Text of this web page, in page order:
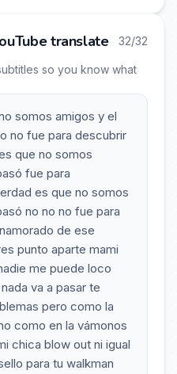
translate 32/32
so you know what
somos amigos y el
no fue para descubrir
que no somos
fue para
es que no somos
no no no fue para
de ese
punto aparte mami
me puede loco
va a pasar te
pero como la
como en la vámonos
chica blow out ni igual
para tu walkman